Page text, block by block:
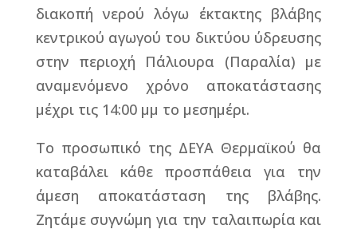
διακοπή νερού λόγω έκτακτης βλάβης
κεντρικού αγωγού του δικτύου ύδρευσης
στην περιοχή Πάλιουρα (Παραλία) με
αναμενόμενο χρόνο αποκατάστασης
μέχρι τις 14:00 μμ το μεσημέρι.
Το προσωπικό της ΔΕΥΑ Θερμαϊκού θα
καταβάλει κάθε προσπάθεια για την
άμεση αποκατάσταση της βλάβης.
Ζητάμε συγνώμη για την ταλαιπωρία και